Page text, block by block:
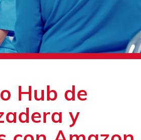
Hub de
y